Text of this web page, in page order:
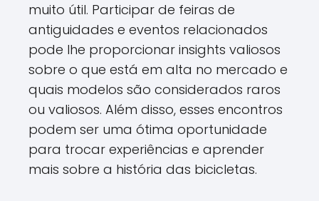
muito útil. Participar de feiras de
antiguidades e eventos relacionados
pode lhe proporcionar insights valiosos
sobre o que está em alta no mercado e
quais modelos são considerados raros
ou valiosos. Além disso, esses encontros
podem ser uma ótima oportunidade
para trocar experiências e aprender
mais sobre a história das bicicletas.